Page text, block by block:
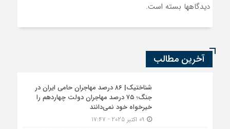
دیدگاهها بسته است.
آخرین مطالب
شناختیک| ۸۶ درصد مهاجران حامی ایران در
جنگ؛ ۷۵ درصد مهاجران دولت چهاردهم را
خیرخواه خود نمی‌دانند